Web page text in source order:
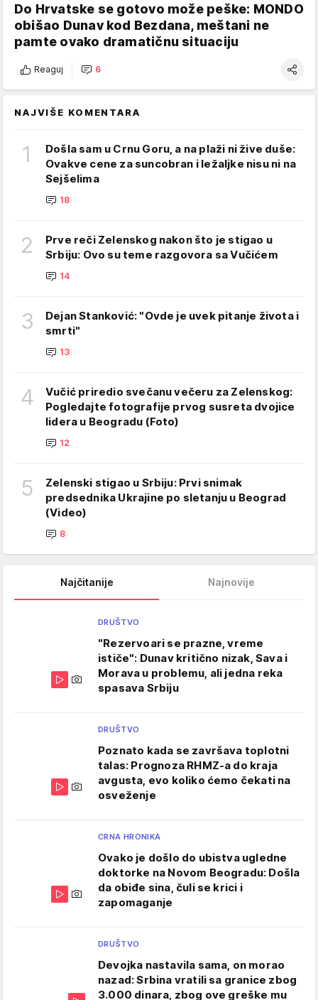
Do Hrvatske se gotovo može peške: MONDO
obišao Dunav kod Bezdana, meštani ne
pamte ovako dramatičnu situaciju
Reaguj 6
NAJVIŠE KOMENTARA
1
Došla sam u Crnu Goru, a na plaži ni žive duše:
Ovakve cene za suncobran i ležaljke nisu ni na
Sejšelima
18
2
Prve reči Zelenskog nakon što je stigao u
Srbiju: Ovo su teme razgovora sa Vučićem
14
3
Dejan Stanković: "Ovde je uvek pitanje života i
smrti"
13
4
Vučić priredio svečanu večeru za Zelenskog:
Pogledajte fotografije prvog susreta dvojice
lidera u Beogradu (Foto)
12
5
Zelenski stigao u Srbiju: Prvi snimak
predsednika Ukrajine po sletanju u Beograd
(Video)
8
Najčitanije Najnovije
DRUŠTVO
"Rezervoari se prazne, vreme
ističe": Dunav kritično nizak, Sava i
Morava u problemu, ali jedna reka
spasava Srbiju
DRUŠTVO
Poznato kada se završava toplotni
talas: Prognoza RHMZ-a do kraja
avgusta, evo koliko ćemo čekati na
osveženje
CRNA HRONIKA
Ovako je došlo do ubistva ugledne
doktorke na Novom Beogradu: Došla
da obiđe sina, čuli se krici i
zapomaganje
DRUŠTVO
Devojka nastavila sama, on morao
nazad: Srbina vratili sa granice zbog
3.000 dinara, zbog ove greške mu